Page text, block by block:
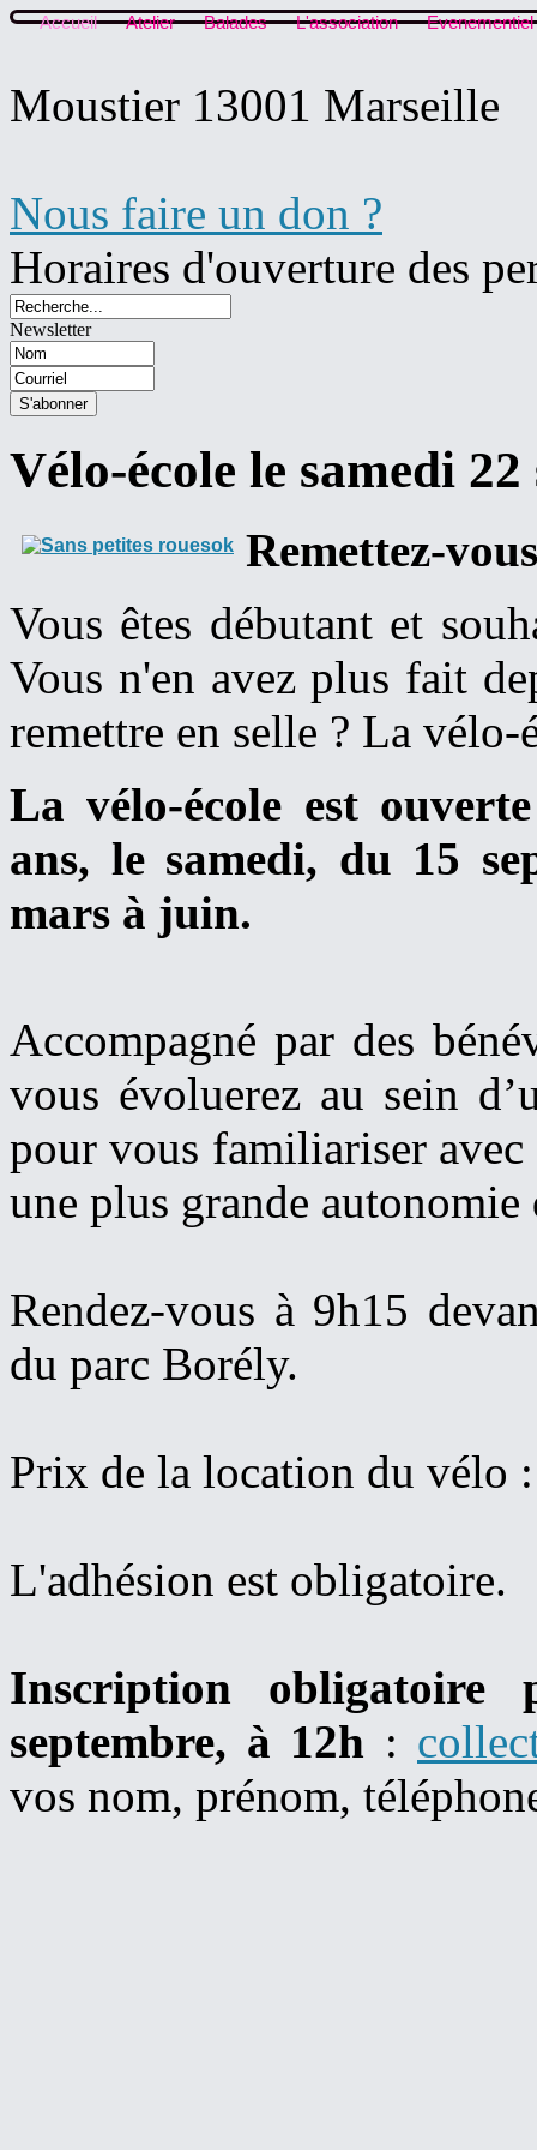
Accueil Atelier Balades L'association Evenementiel
Moustier 13001 Marseille
Nous faire un don ?
Horaires d'ouverture des
Newsletter
Vélo-école le samedi
Remettez-
Vous êtes débutant et
Vous n'en avez plus fait
remettre en selle ? La
La vélo-école est
ans, le samedi, du 15
mars à juin.
Accompagné par des
vous évoluerez au sein
pour vous familiariser
une plus grande
Rendez-vous à 9h15
du parc Borély.
Prix de la location du vélo
L'adhésion est obligatoire.
Inscription
septembre, à 12h :
vos nom, prénom,